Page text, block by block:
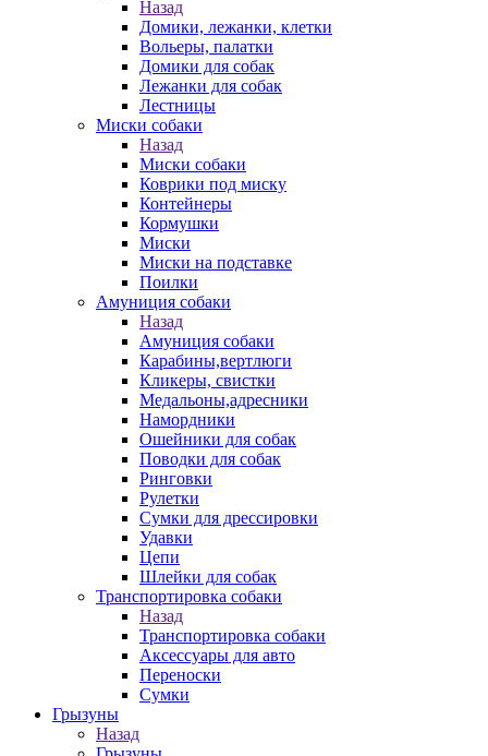
Назад
Домики, лежанки, клетки
Вольеры, палатки
Домики для собак
Лежанки для собак
Лестницы
Миски собаки
Назад
Миски собаки
Коврики под миску
Контейнеры
Кормушки
Миски
Миски на подставке
Поилки
Амуниция собаки
Назад
Амуниция собаки
Карабины,вертлюги
Кликеры, свистки
Медальоны,адресники
Намордники
Ошейники для собак
Поводки для собак
Ринговки
Рулетки
Сумки для дрессировки
Удавки
Цепи
Шлейки для собак
Транспортировка собаки
Назад
Транспортировка собаки
Аксессуары для авто
Переноски
Сумки
Грызуны
Назад